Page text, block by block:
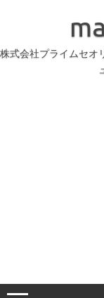
へ
株式会社プライムセオ